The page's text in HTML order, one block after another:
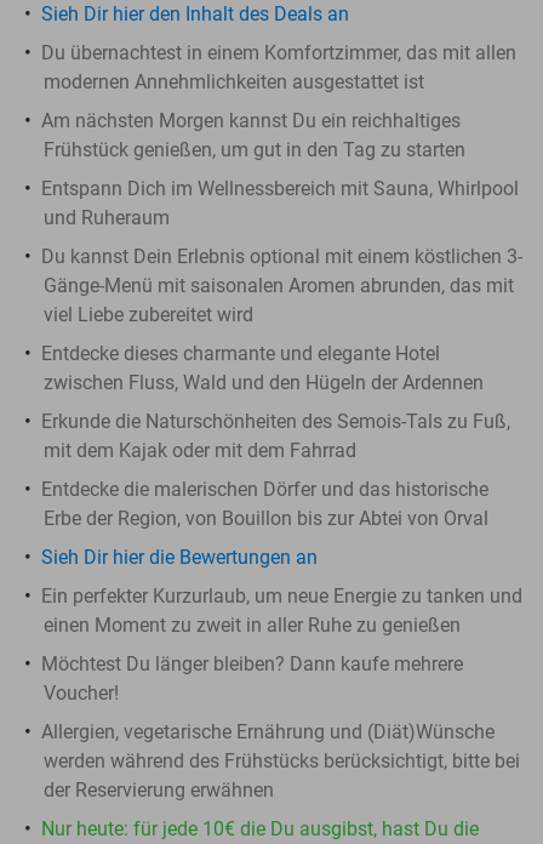
Sieh Dir hier den Inhalt des Deals an
Du übernachtest in einem Komfortzimmer, das mit allen
modernen Annehmlichkeiten ausgestattet ist
Am nächsten Morgen kannst Du ein reichhaltiges
Frühstück genießen, um gut in den Tag zu starten
Entspann Dich im Wellnessbereich mit Sauna, Whirlpool
und Ruheraum
Du kannst Dein Erlebnis optional mit einem köstlichen 3-
Gänge-Menü mit saisonalen Aromen abrunden, das mit
viel Liebe zubereitet wird
Entdecke dieses charmante und elegante Hotel
zwischen Fluss, Wald und den Hügeln der Ardennen
Erkunde die Naturschönheiten des Semois-Tals zu Fuß,
mit dem Kajak oder mit dem Fahrrad
Entdecke die malerischen Dörfer und das historische
Erbe der Region, von Bouillon bis zur Abtei von Orval
Sieh Dir hier die Bewertungen an
Ein perfekter Kurzurlaub, um neue Energie zu tanken und
einen Moment zu zweit in aller Ruhe zu genießen
Möchtest Du länger bleiben? Dann kaufe mehrere
Voucher!
Allergien, vegetarische Ernährung und (Diät)Wünsche
werden während des Frühstücks berücksichtigt, bitte bei
der Reservierung erwähnen
Nur heute: für jede 10€ die Du ausgibst, hast Du die